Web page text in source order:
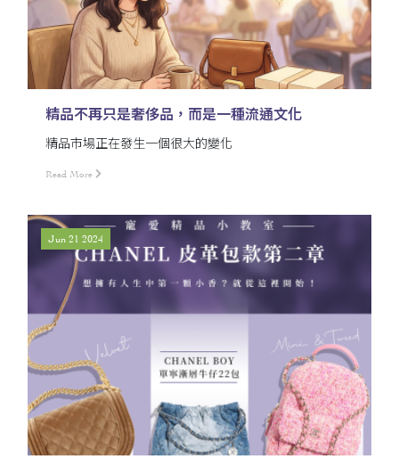
精品不再只是奢侈品，而是一種流通文化
精品市場正在發生一個很大的變化
Read More
Jun 21 2024